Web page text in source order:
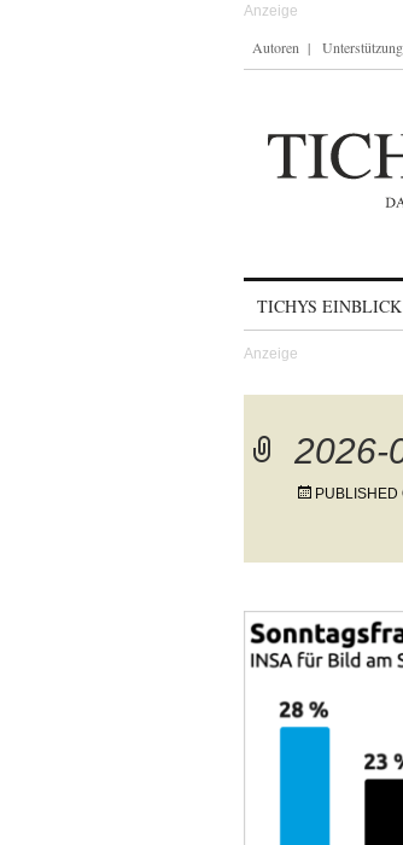
Autoren Unterstützung
TICHYS EINBLICK
2026-
PUBLISHED